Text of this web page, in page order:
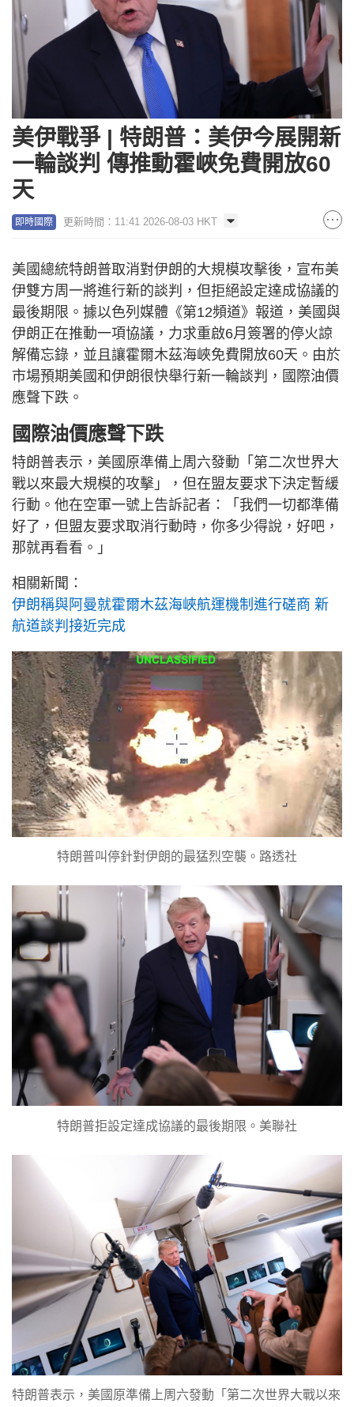
美伊戰爭 | 特朗普：美伊今展開新
一輪談判 傳推動霍峽免費開放60
天
即時國際 更新時間：11:41 2026-08-03 HKT
美國總統特朗普取消對伊朗的大規模攻擊後，宣布美
伊雙方周一將進行新的談判，但拒絕設定達成協議的
最後期限。據以色列媒體《第12頻道》報道，美國與
伊朗正在推動一項協議，力求重啟6月簽署的停火諒
解備忘錄，並且讓霍爾木茲海峽免費開放60天。由於
市場預期美國和伊朗很快舉行新一輪談判，國際油價
應聲下跌。
國際油價應聲下跌
特朗普表示，美國原準備上周六發動「第二次世界大
戰以來最大規模的攻擊」，但在盟友要求下決定暫緩
行動。他在空軍一號上告訴記者：「我們一切都準備
好了，但盟友要求取消行動時，你多少得說，好吧，
那就再看看。」
相關新聞：
伊朗稱與阿曼就霍爾木茲海峽航運機制進行磋商 新
航道談判接近完成
特朗普叫停針對伊朗的最猛烈空襲。路透社
特朗普拒設定達成協議的最後期限。美聯社
特朗普表示，美國原準備上周六發動「第二次世界大戰以來